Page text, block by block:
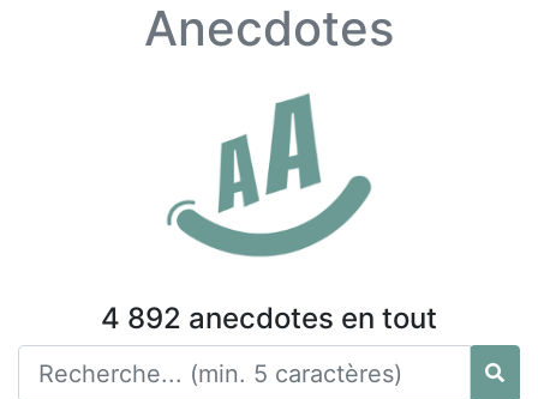
Anecdotes
4 892 anecdotes en tout